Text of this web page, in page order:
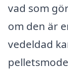
vad som
om den är
vedeldad